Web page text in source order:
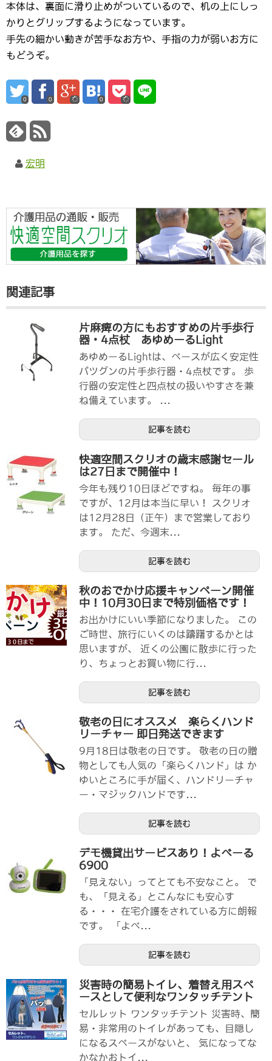
本体は、裏面に滑り止めがついているので、机の上にしっ
かりとグリップするようになっています。
手先の細かい動きが苦手なお方や、手指の力が弱いお方に
もどうぞ。
0 0 0
宏明
関連記事
片麻痺の方にもおすすめの片手歩行
器・4点杖 あゆめーるLight
あゆめーるLightは、ベースが広く安定性
バツグンの片手歩行器・4点杖です。 歩
行器の安定性と四点杖の扱いやすさを兼
ね備えています。 ...
記事を読む
快適空間スクリオの歳末感謝セール
は27日まで開催中！
今年も残り10日ほどですね。 毎年の事
ですが、12月は本当に早い！ スクリオ
は12月28日（正午）まで営業しており
ます。 ただ、今週末...
記事を読む
秋のおでかけ応援キャンペーン開催
中！10月30日まで特別価格です！
お出かけにいい季節になりました。 この
ご時世、旅行にいくのは躊躇するかとは
思いますが、 近くの公園に散歩に行った
り、ちょっとお買い物に行...
記事を読む
敬老の日にオススメ 楽らくハンド
リーチャー 即日発送できます
9月18日は敬老の日です。 敬老の日の贈
物としても人気の「楽らくハンド」は か
ゆいところに手が届く、ハンドリーチャ
ー・マジックハンドです...
記事を読む
デモ機貸出サービスあり！よべーる
6900
「見えない」ってとても不安なこと。 で
も、「見える」とこんなにも安心す
る・・・ 在宅介護をされている方に朗報
です。 「よべ...
記事を読む
災害時の簡易トイレ、着替え用スペ
ースとして便利なワンタッチテント
セルレット ワンタッチテント 災害時、簡
易・非常用のトイレがあっても、目隠し
になるスペースがないと、 気になってな
かなかおトイ...